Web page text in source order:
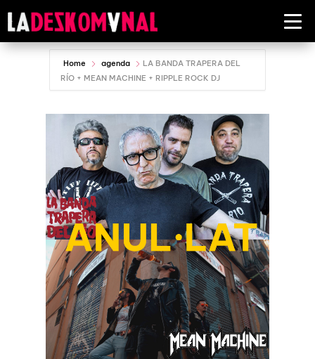
Home agenda
LA BANDA TRAPERA DEL
RÍO + MEAN MACHINE + RIPPLE ROCK DJ